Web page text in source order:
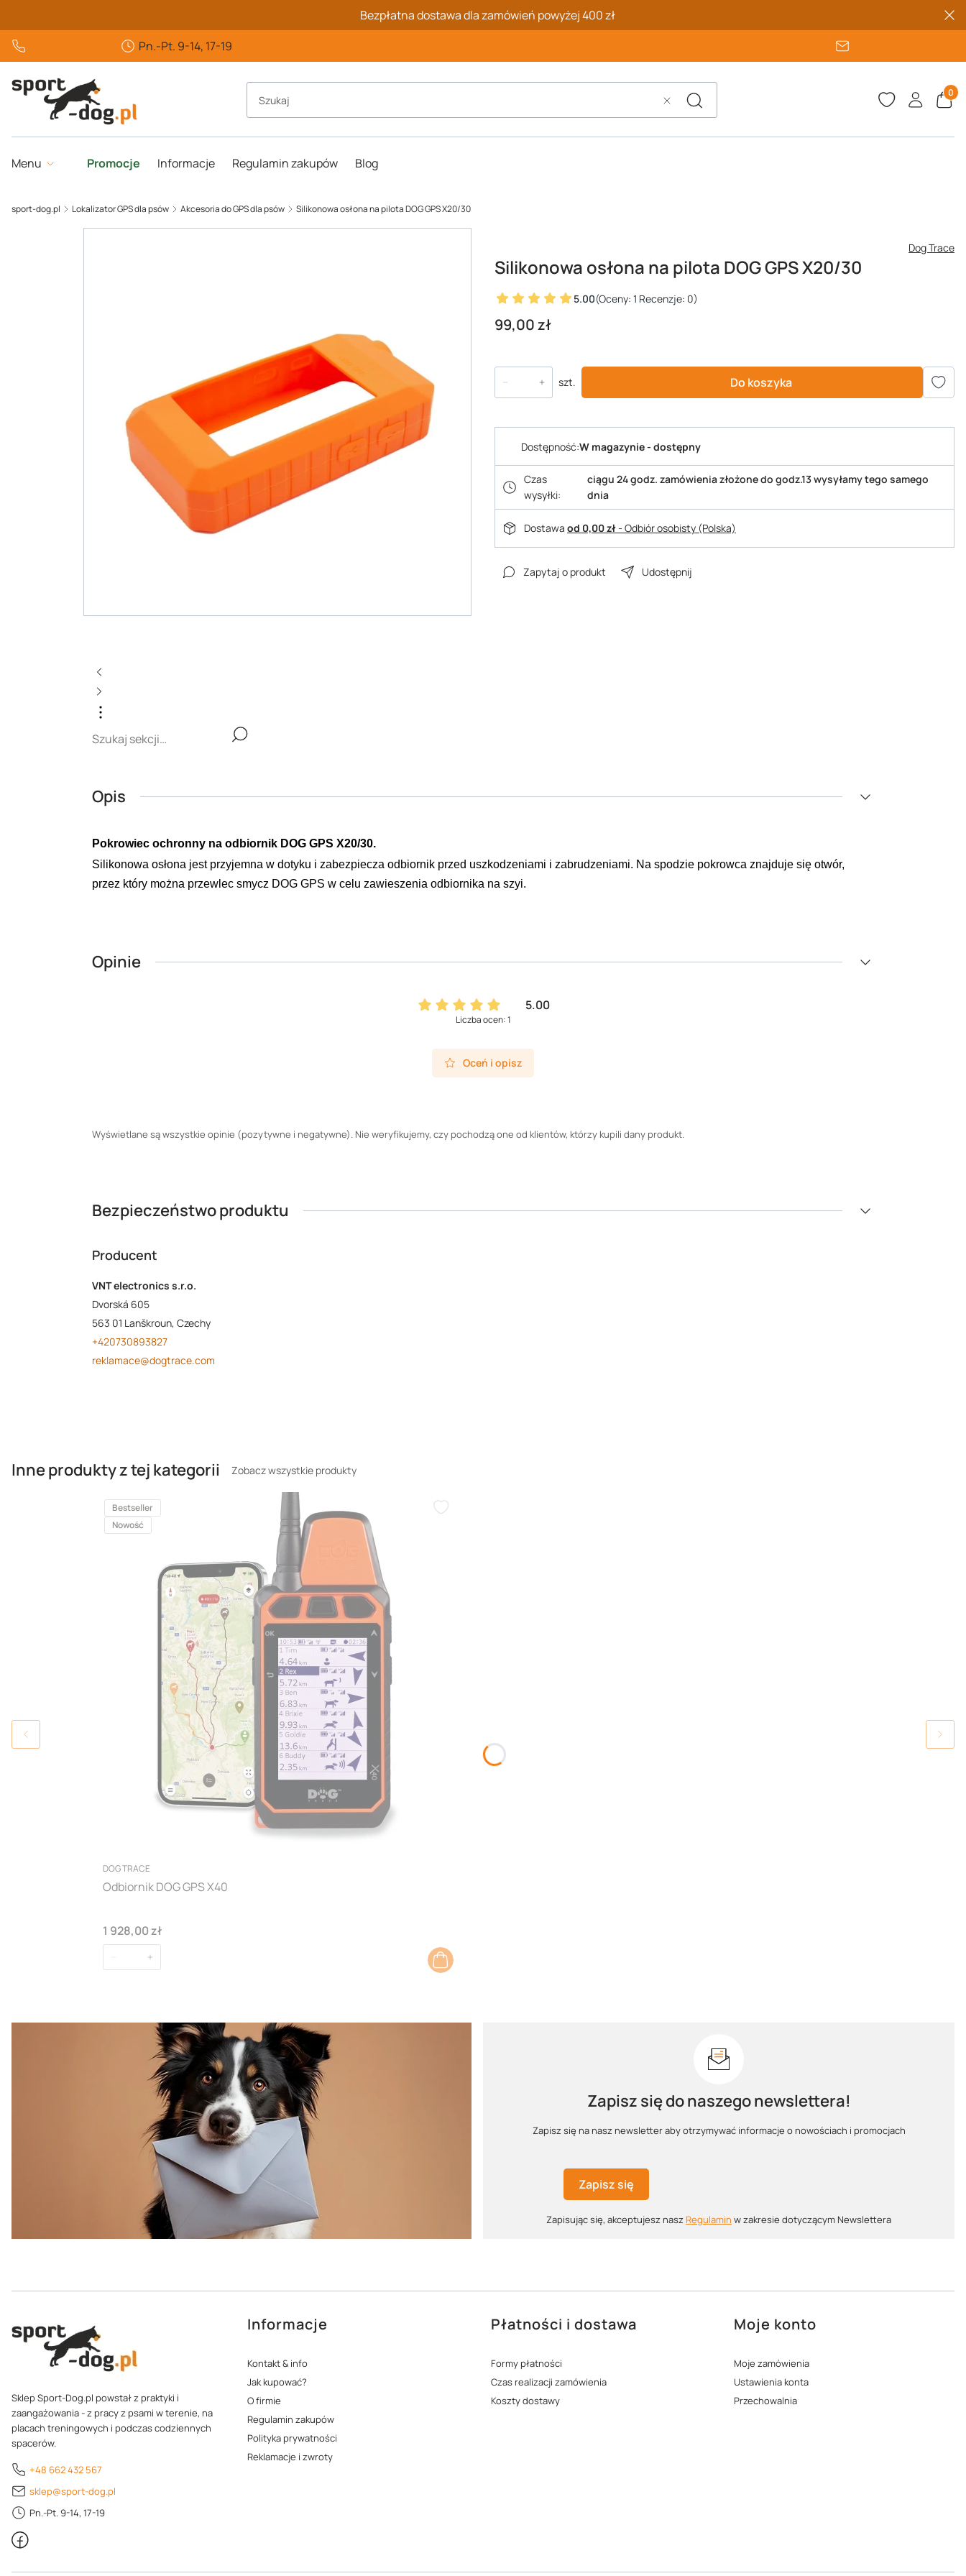
Bezpłatna dostawa dla zamówień powyżej 400 zł
Pn.-Pt. 9-14, 17-19
WyczyśćSzukaj
Menu Promocje Informacje Regulamin zakupów Blog
sport-dog.pl Lokalizator GPS dla psów Akcesoria do GPS dla psów Silikonowa osłona na pilota DOG GPS X20/30
Dog Trace
Silikonowa osłona na pilota DOG GPS X20/30
5.00(Oceny: 1 Recenzje: 0)
Cena
99,00 zł
szt. Do koszyka
Dostępność:W magazynie - dostępny
Czas
wysyłki:
ciągu 24 godz. zamówienia złożone do godz.13 wysyłamy tego samego
dnia
Dostawa od 0,00 zł- Odbiór osobisty (Polska)
Zapytaj o produkt Udostępnij
Opis
Pokrowiec ochronny na odbiornik DOG GPS X20/30.
Silikonowa osłona jest przyjemna w dotyku i zabezpiecza odbiornik przed uszkodzeniami i zabrudzeniami. Na spodzie pokrowca znajduje się otwór,
przez który można przewlec smycz DOG GPS w celu zawieszenia odbiornika na szyi.
Opinie
5.00
Liczba ocen: 1
Oceń i opisz
Wyświetlane są wszystkie opinie (pozytywne i negatywne). Nie weryfikujemy, czy pochodzą one od klientów, którzy kupili dany produkt.
Bezpieczeństwo produktu
Producent
VNT electronics s.r.o.
Dvorská 605
563 01 Lanškroun, Czechy
+420730893827
reklamace@dogtrace.com
Inne produkty z tej kategorii Zobacz wszystkie produkty
Bestseller
Nowość
PRODUCENT
DOG TRACE
Odbiornik DOG GPS X40
Cena
1 928,00 zł
Zapisz się do naszego newslettera!
Zapisz się na nasz newsletter aby otrzymywać informacje o nowościach i promocjach
Zapisz się
Zapisując się, akceptujesz nasz ​ Regulamin ​​​ w zakresie dotyczącym Newslettera
Sklep Sport-Dog.pl powstał z praktyki i
zaangażowania - z pracy z psami w terenie, na
placach treningowych i podczas codziennych
spacerów.
+48 662 432 567
sklep@sport-dog.pl
Pn.-Pt. 9-14, 17-19
Linki w stopce
Informacje
Kontakt & info
Jak kupować?
O firmie
Regulamin zakupów
Polityka prywatności
Reklamacje i zwroty
Płatności i dostawa
Formy płatności
Czas realizacji zamówienia
Koszty dostawy
Moje konto
Moje zamówienia
Ustawienia konta
Przechowalnia